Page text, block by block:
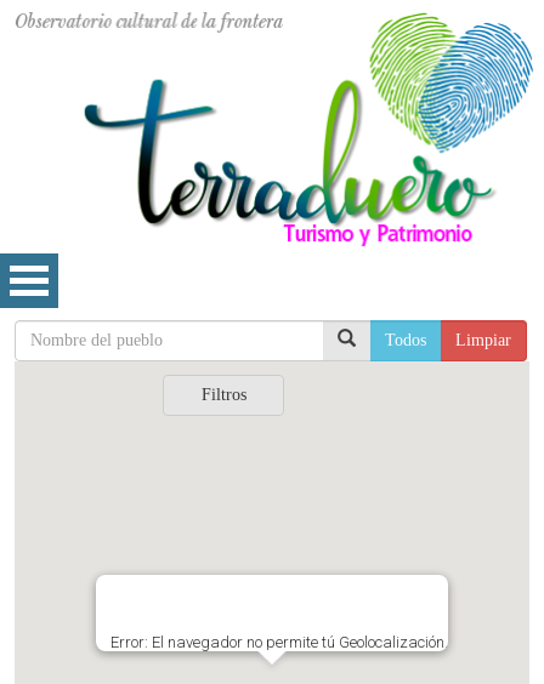
Filtros
Todos Limpiar
Error: El navegador no permite tú Geolocalización.